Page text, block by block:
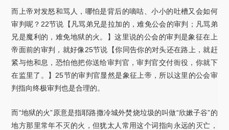
而上帝对发怒和骂人，哪怕是背后的嘀咕、小小的吐槽又会如何
审判呢？22节说【凡骂弟兄是拉加的，难免公会的审判；凡骂弟
兄是魔利的，难免地狱的火。】这里说的公会的审判是象征在上
帝面前的审判，就好像25节说【你同告你的对头还在路上，就赶
紧与他和息，恐怕他把你送给审判官，审判官交付衙役，你就下
在监里了。】25节的审判官显然是象征上帝，所以这里的公会审
判指向终极审判也是合理的。
而“地狱的火”原意是指耶路撒冷城外焚烧垃圾的叫做“欣嫰子谷”的
地方那里常年不灭的火，但犹太人常用这个词指向永远的灭亡，